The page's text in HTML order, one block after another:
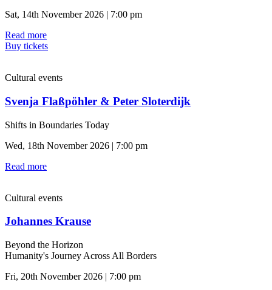
Sat, 14th November 2026 | 7:00 pm
Read more
Buy tickets
Cultural events
Svenja Flaßpöhler & Peter Sloterdijk
Shifts in Boundaries Today
Wed, 18th November 2026 | 7:00 pm
Read more
Cultural events
Johannes Krause
Beyond the Horizon
Humanity's Journey Across All Borders
Fri, 20th November 2026 | 7:00 pm